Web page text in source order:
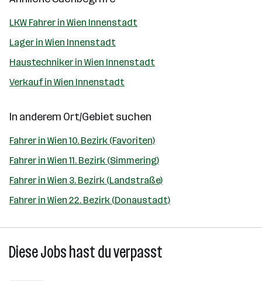
LKW Fahrer in Wien Innenstadt
Lager in Wien Innenstadt
Haustechniker in Wien Innenstadt
Verkauf in Wien Innenstadt
In anderem Ort/Gebiet suchen
Fahrer in Wien 10. Bezirk (Favoriten)
Fahrer in Wien 11. Bezirk (Simmering)
Fahrer in Wien 3. Bezirk (Landstraße)
Fahrer in Wien 22. Bezirk (Donaustadt)
Diese Jobs hast du verpasst